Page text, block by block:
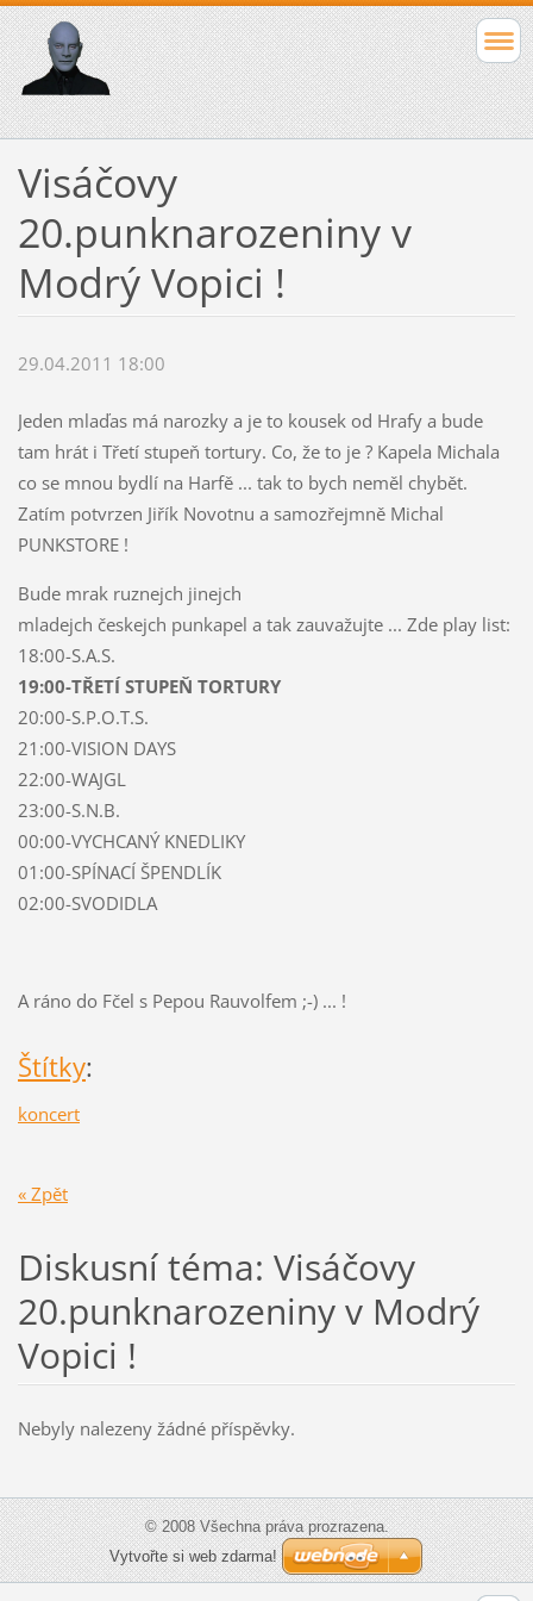
Visáčovy
20.punknarozeniny v
Modrý Vopici !
29.04.2011 18:00
Jeden mlaďas má narozky a je to kousek od Hrafy a bude
tam hrát i Třetí stupeň tortury. Co, že to je ? Kapela Michala
co se mnou bydlí na Harfě ... tak to bych neměl chybět.
Zatím potvrzen Jiřík Novotnu a samozřejmně Michal
PUNKSTORE !
Bude mrak ruznejch jinejch
mladejch českejch punkapel a tak zauvažujte ... Zde play list:
18:00-S.A.S.
19:00-TŘETÍ STUPEŇ TORTURY
20:00-S.P.O.T.S.
21:00-VISION DAYS
22:00-WAJGL
23:00-S.N.B.
00:00-VYCHCANÝ KNEDLIKY
01:00-SPÍNACÍ ŠPENDLÍK
02:00-SVODIDLA
A ráno do Fčel s Pepou Rauvolfem ;-) ... !
Štítky:
koncert
« Zpět
Diskusní téma: Visáčovy
20.punknarozeniny v Modrý
Vopici !
Nebyly nalezeny žádné příspěvky.
© 2008 Všechna práva prozrazena.
Vytvořte si web zdarma!